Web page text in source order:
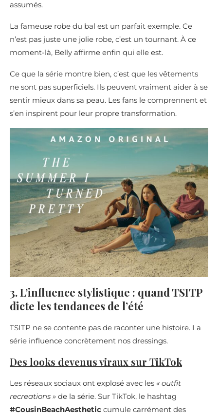
assumés.
La fameuse robe du bal est un parfait exemple. Ce
n’est pas juste une jolie robe, c’est un tournant. À ce
moment-là, Belly affirme enfin qui elle est.
Ce que la série montre bien, c’est que les vêtements
ne sont pas superficiels. Ils peuvent vraiment aider à se
sentir mieux dans sa peau. Les fans le comprennent et
s’en inspirent pour leur propre transformation.
3. L’influence stylistique : quand TSITP
dicte les tendances de l’été
TSITP ne se contente pas de raconter une histoire. La
série influence concrètement nos dressings.
Des looks devenus viraux sur TikTok
Les réseaux sociaux ont explosé avec les « outfit
recreations » de la série. Sur TikTok, le hashtag
#CousinBeachAesthetic cumule carrément des